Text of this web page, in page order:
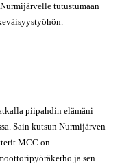
tutustumaan
piipahdin elämäni
Sain kutsun Nurmijärven
MCC on
ja sen